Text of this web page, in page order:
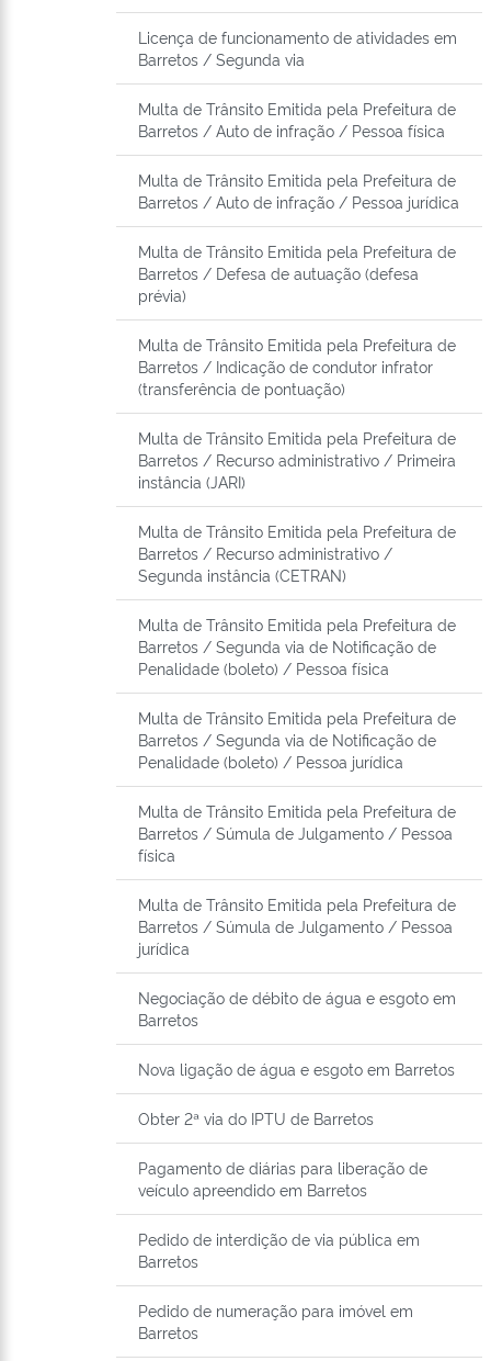
Licença de funcionamento de atividades em
Barretos / Segunda via
Multa de Trânsito Emitida pela Prefeitura de
Barretos / Auto de infração / Pessoa física
Multa de Trânsito Emitida pela Prefeitura de
Barretos / Auto de infração / Pessoa jurídica
Multa de Trânsito Emitida pela Prefeitura de
Barretos / Defesa de autuação (defesa
prévia)
Multa de Trânsito Emitida pela Prefeitura de
Barretos / Indicação de condutor infrator
(transferência de pontuação)
Multa de Trânsito Emitida pela Prefeitura de
Barretos / Recurso administrativo / Primeira
instância (JARI)
Multa de Trânsito Emitida pela Prefeitura de
Barretos / Recurso administrativo /
Segunda instância (CETRAN)
Multa de Trânsito Emitida pela Prefeitura de
Barretos / Segunda via de Notificação de
Penalidade (boleto) / Pessoa física
Multa de Trânsito Emitida pela Prefeitura de
Barretos / Segunda via de Notificação de
Penalidade (boleto) / Pessoa jurídica
Multa de Trânsito Emitida pela Prefeitura de
Barretos / Súmula de Julgamento / Pessoa
física
Multa de Trânsito Emitida pela Prefeitura de
Barretos / Súmula de Julgamento / Pessoa
jurídica
Negociação de débito de água e esgoto em
Barretos
Nova ligação de água e esgoto em Barretos
Obter 2ª via do IPTU de Barretos
Pagamento de diárias para liberação de
veículo apreendido em Barretos
Pedido de interdição de via pública em
Barretos
Pedido de numeração para imóvel em
Barretos